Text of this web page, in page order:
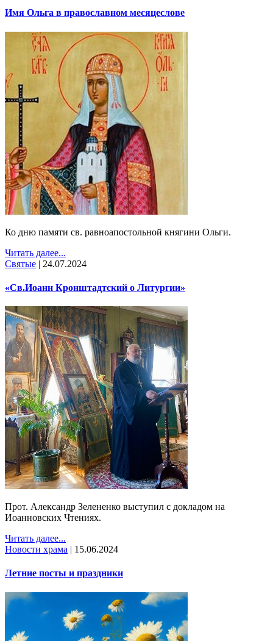
Имя Ольга в православном месяцеслове
Ко дню памяти св. равноапостольной княгини Ольги.
Читать далее...
Святые | 24.07.2024
«Св.Иоанн Кронштадтский о Литургии»
Прот. Александр Зелененко выступил с докладом на
Иоанновских Чтениях.
Читать далее...
Новости храма | 15.06.2024
Летние посты и праздники